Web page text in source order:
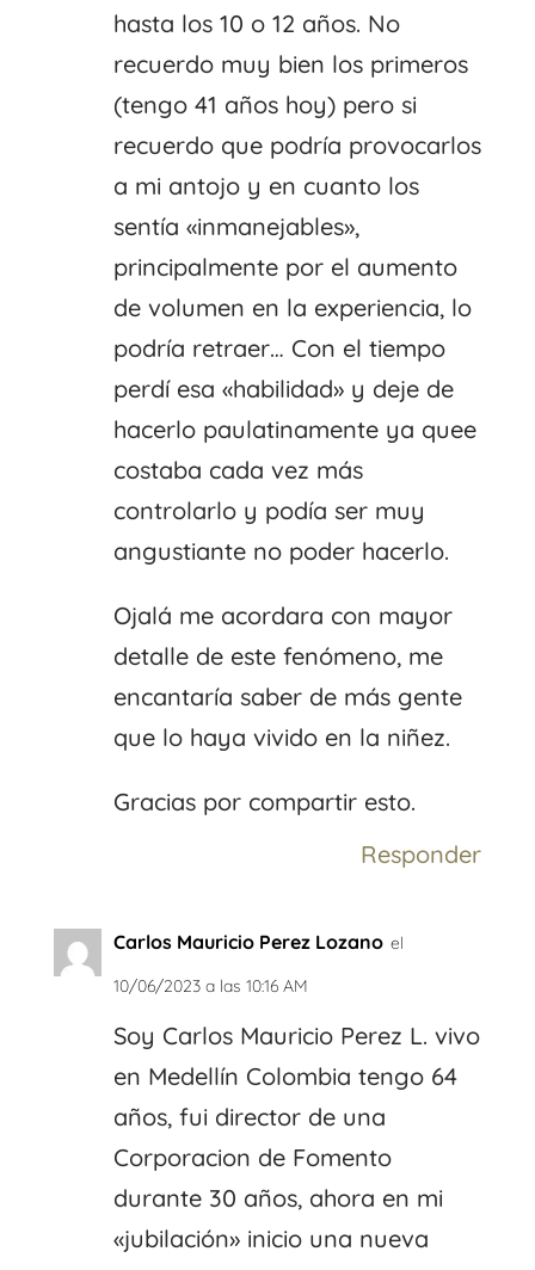
hasta los 10 o 12 años. No
recuerdo muy bien los primeros
(tengo 41 años hoy) pero si
recuerdo que podría provocarlos
a mi antojo y en cuanto los
sentía «inmanejables»,
principalmente por el aumento
de volumen en la experiencia, lo
podría retraer… Con el tiempo
perdí esa «habilidad» y deje de
hacerlo paulatinamente ya quee
costaba cada vez más
controlarlo y podía ser muy
angustiante no poder hacerlo.
Ojalá me acordara con mayor
detalle de este fenómeno, me
encantaría saber de más gente
que lo haya vivido en la niñez.
Gracias por compartir esto.
Responder
Carlos Mauricio Perez Lozano el
10/06/2023 a las 10:16 AM
Soy Carlos Mauricio Perez L. vivo
en Medellín Colombia tengo 64
años, fui director de una
Corporacion de Fomento
durante 30 años, ahora en mi
«jubilación» inicio una nueva